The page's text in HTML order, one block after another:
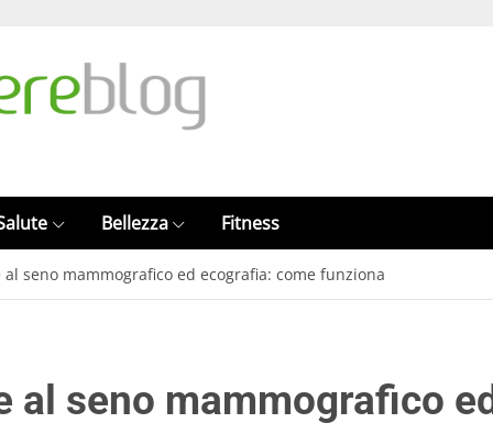
Bellezza Fitness
seno mammografico ed ecografia: come funziona
al seno mammografico ed